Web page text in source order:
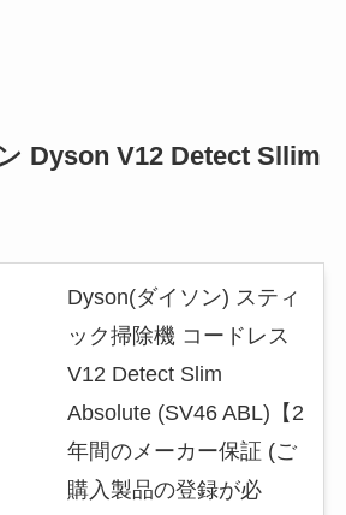
Dyson V12 Detect Sllim
Dyson(ダイソン) スティ
ック掃除機 コードレス
V12 Detect Slim
Absolute (SV46 ABL)【2
年間のメーカー保証 (ご
購入製品の登録が必